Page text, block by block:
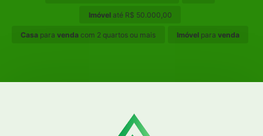
Imóvelaté R$ 50.000,00
Casa paravenda com 2 quartos ou mais Imóvelpara venda